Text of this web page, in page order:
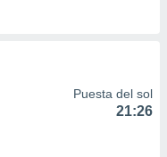
Puesta del sol
21:26